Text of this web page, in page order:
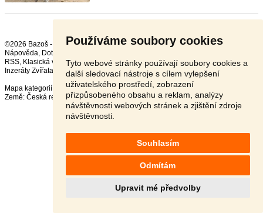
Používáme soubory cookies
Tyto webové stránky používají soubory cookies a
další sledovací nástroje s cílem vylepšení
uživatelského prostředí, zobrazení
přizpůsobeného obsahu a reklam, analýzy
návštěvnosti webových stránek a zjištění zdroje
návštěvnosti.
Souhlasím
Odmítám
Upravit mé předvolby
©2026 Bazoš -
Inzerce, Bazar
Nápověda, Dotazy
RSS,
Inzeráty Zvířata celkem:41727, za 24 hodin:2266
Mapa kategorií
Nejvyhledávanější výrazy
Země: Česká republika,Slovensko,Polsko,Rakousko